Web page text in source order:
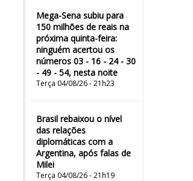
Mega-Sena subiu para
150 milhões de reais na
próxima quinta-feira:
ninguém acertou os
números 03 - 16 - 24 - 30
- 49 - 54, nesta noite
Terça 04/08/26 - 21h23
Brasil rebaixou o nível
das relações
diplomáticas com a
Argentina, após falas de
Milei
Terça 04/08/26 - 21h19